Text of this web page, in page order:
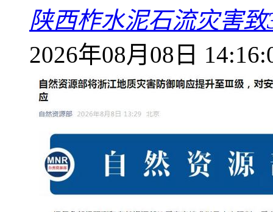
陕西柞水泥石流灾害
2026年08月08日